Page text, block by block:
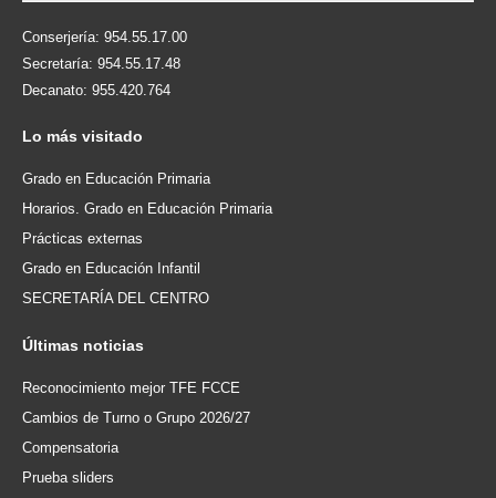
Conserjería: 954.55.17.00
Secretaría: 954.55.17.48
Decanato: 955.420.764
Lo más visitado
Grado en Educación Primaria
Horarios. Grado en Educación Primaria
Prácticas externas
Grado en Educación Infantil
SECRETARÍA DEL CENTRO
Últimas noticias
Reconocimiento mejor TFE FCCE
Cambios de Turno o Grupo 2026/27
Compensatoria
Prueba sliders